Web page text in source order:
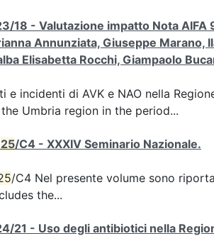
18 - Valutazione impatto Nota
Annunziata, Giuseppe Marano,
Elisabetta Rocchi, Giampaolo
e incidenti di AVK e NAO nella
the Umbria region in the period...
25/C4 - XXXIV Seminario Nazionale.
/C4 Nel presente volume sono
the...
21 - Uso degli antibiotici nella